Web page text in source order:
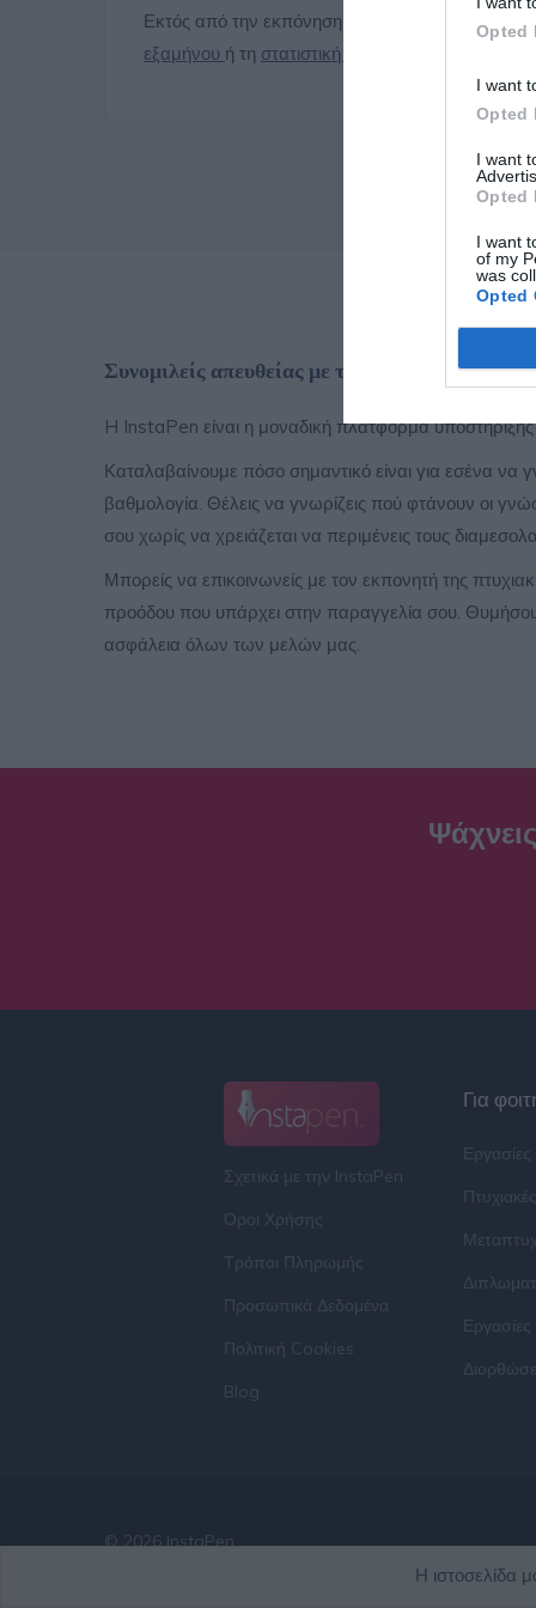
Opted
I want
Opted
I want
Opted
I want
of my
was
Opted
Εκτός από την εκπόνηση της πτυχιακής σου
εξαμήνου ή τη στατιστική ανάλυση
Συνομιλείς απευθείας με τον εκπονητή, χωρίς
H InstaPen είναι η μοναδική πλατφόρμα
Καταλαβαίνουμε πόσο σημαντικό είναι για εσένα να
βαθμολογία. Θέλεις να γνωρίζεις πού φτάνουν οι
σου χωρίς να χρειάζεται να περιμένεις τους
Μπορείς να επικοινωνείς με τον εκπονητή της
προόδου που υπάρχει στην παραγγελία σου.
ασφάλεια όλων των μελών μας.
Σχετικά με την InstaPen
Όροι Χρήσης
Τρόποι Πληρωμής
Προσωπικά Δεδομένα
Πολιτική Cookies
Blog
Για
© 2026 InstaPen
Η ιστοσελίδα